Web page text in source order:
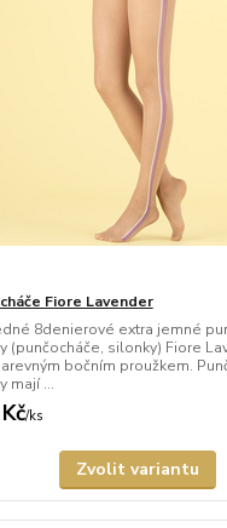
Fiore Lavender
8denierové extra jemné
(punčocháče, silonky) Fiore
bočním proužkem.
mají ...
/ks
Zvolit variantu